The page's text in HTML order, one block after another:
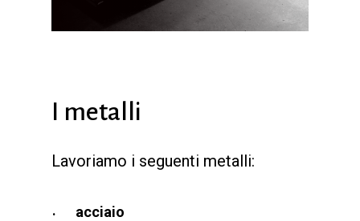
I metalli
Lavoriamo i seguenti metalli:
acciaio